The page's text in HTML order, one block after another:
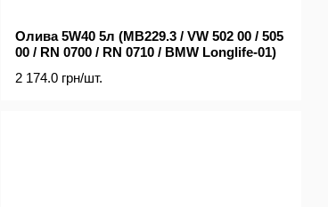
Олива 5W40 5л (MB229.3 / VW 502 00 / 505
00 / RN 0700 / RN 0710 / BMW Longlife-01)
2 174.0 грн/шт.